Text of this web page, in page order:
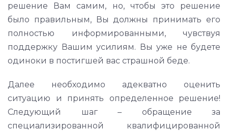
решение Вам самим, но, чтобы это решение
было правильным, Вы должны принимать его
полностью информированными, чувствуя
поддержку Вашим усилиям. Вы уже не будете
одиноки в постигшей вас страшной беде.
Далее необходимо адекватно оценить
ситуацию и принять определенное решение!
Следующий шаг – обращение за
специализированной квалифицированной